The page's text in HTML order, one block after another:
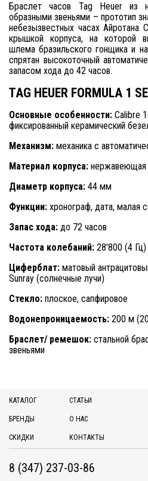
Браслет часов Tag Heuer из
образными звеньями – прототип
небезызвестных часах Айротана
крышкой корпуса, на которой
шлема бразильского гонщика и
спрятан высокоточный
запасом хода до 42 часов.
TAG HEUER FORMULA 1
Основные особенности: Calibre
фиксированный керамический
Механизм: механика с
Материал корпуса: нержавеющая
Диаметр корпуса: 44 мм
Функции: хронограф, дата, малая
Запас хода: до 72 часов
Частота колебаний: 28'800 (4 Гц)
Циферблат: матовый
Sunray (солнечные лучи)
Стекло: плоское, сапфировое
Водонепроницаемость: 200 м
Браслет/ ремешок: стальной
звеньями
КАТАЛОГ
БРЕНДЫ
СКИДКИ
СТАТЬИ
О НАС
КОНТАКТЫ
8 (347) 237-03-86